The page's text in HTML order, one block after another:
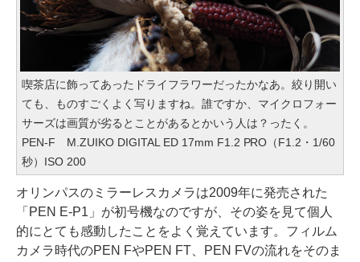
喫茶店に飾ってあったドライフラワーだったかなあ。絞り開い
ても、ものすごくよく写りますね。誰ですか、マイクロフォー
サーズは画質が劣るとことがあるとかいう人は？ったく。
PEN-F M.ZUIKO DIGITAL ED 17mm F1.2 PRO（F1.2・1/60
秒）ISO 200
オリンパスのミラーレスカメラは2009年に発売された
「PEN E-P1」が初号機なのですが、その姿を見て個人
的にとても感動したことをよく覚えています。フィルム
カメラ時代のPEN FやPEN FT、PEN FVの流れをそのま